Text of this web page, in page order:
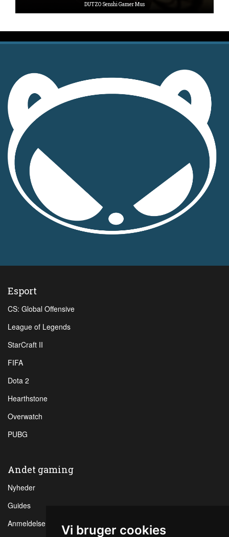
Vi bruger cookies
DUTZO Senshi Gamer Mus
Esport
CS: Global Offensive
League of Legends
StarCraft II
FIFA
Dota 2
Hearthstone
Overwatch
PUBG
Andet gaming
Nyheder
Guides
Anmeldelser